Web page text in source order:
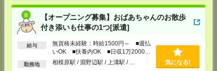
【オープニング募集】おばあちゃんのお散歩
付き添いも仕事の1つ[派遣]
給与
無資格未経験：時給1500円～ ■週払
いOK ■扶養内OK ■日収1万2000円
以上
勤務地 相模原駅 / 淵野辺駅 / 上溝駅 / … 気になる!
メディカルケア事業部 町田オフィス
東京都町田市森野1-7-23 大樹生命町田ビル6F
TEL：0120-453-285
MAIL：tenshoku@nikken-ts.jp
メディカルケア事業部 横浜オフィス
神奈川県横浜市保土ケ谷区神戸町134 横浜ビジネスパークサウスタワー